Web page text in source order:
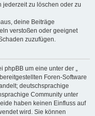
jederzeit zu löschen oder zu
deine Beiträge
verstoßen oder geeignet
zuzufügen.
phpBB um eine unter der „
Foren-Software
deutschsprachige
Community unter
haben keinen Einfluss auf
wird. Sie können